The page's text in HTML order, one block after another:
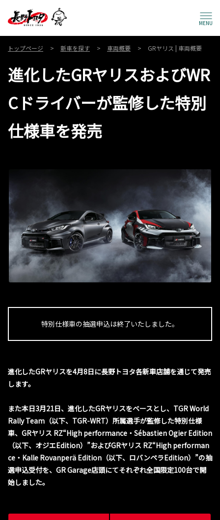
MENU
トップページ 新車を探す 車両概要 GRヤリス | 車両概要
進化したGRヤリスおよびWR
Cドライバーが監修した特別
仕様車を発売
特別仕様車の抽選申込は終了いたしました。
進化したGRヤリスを4月8日に長野トヨタ各新車店舗を通じて発売
します。
また本日3月21日、進化したGRヤリスをベースとし、TGR World
Rally Team（以下、TGR-WRT）所属選手が監修した特別仕様
車、GRヤリス RZ“High performance・Sébastien Ogier Edition
（以下、オジエEdition）”およびGRヤリス RZ“High performan
ce・Kalle Rovanperä Edition（以下、ロバンペラEdition）”の抽
選申込受付を、GR Garage店頭にてそれぞれ全国限定100台で開
始しました。